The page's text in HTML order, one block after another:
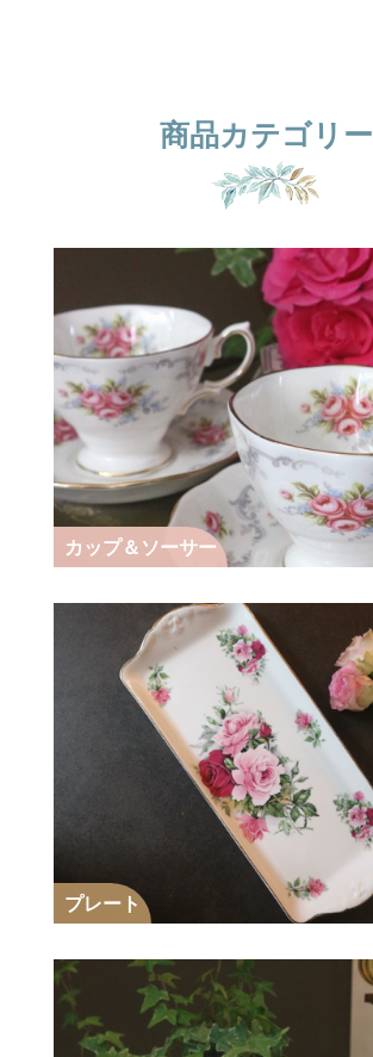
商品カテゴリー
カップ＆ソーサー
プレート